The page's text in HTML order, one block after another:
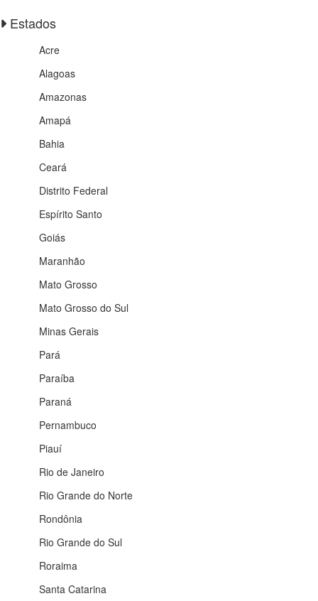
Estados
Acre
Alagoas
Amazonas
Amapá
Bahia
Ceará
Distrito Federal
Espírito Santo
Goiás
Maranhão
Mato Grosso
Mato Grosso do Sul
Minas Gerais
Pará
Paraíba
Paraná
Pernambuco
Piauí
Rio de Janeiro
Rio Grande do Norte
Rondônia
Rio Grande do Sul
Roraima
Santa Catarina